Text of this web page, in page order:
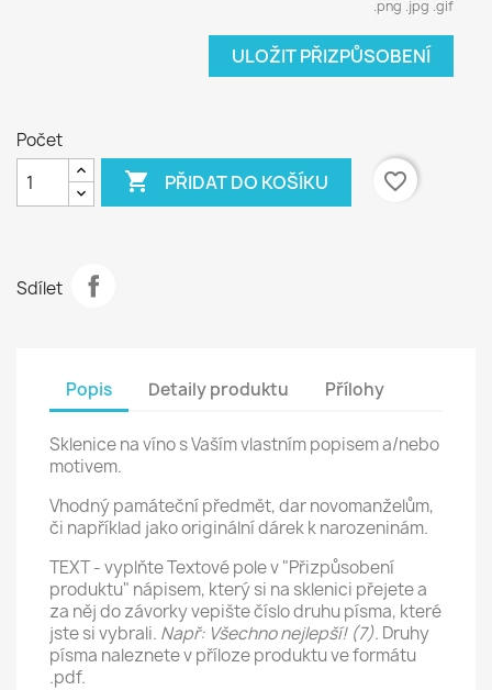
.png .jpg .gif
ULOŽIT PŘIZPŮSOBENÍ
Počet
 PŘIDAT DO KOŠÍKU favorite_border
Sdílet
Popis Detaily produktu Přílohy
Sklenice na víno s Vaším vlastním popisem a/nebo
motivem.
Vhodný památeční předmět, dar novomanželům,
či například jako originální dárek k narozeninám.
TEXT - vyplňte Textové pole v "Přizpůsobení
produktu" nápisem, který si na sklenici přejete a
za něj do závorky vepište číslo druhu písma, které
jste si vybrali. Např: Všechno nejlepší! (7). Druhy
písma naleznete v příloze produktu ve formátu
.pdf.